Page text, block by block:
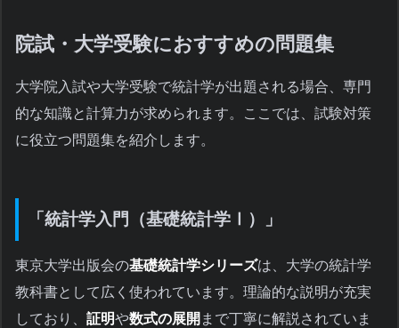
院試・大学受験におすすめの問題集
大学院入試や大学受験で統計学が出題される場合、専門
的な知識と計算力が求められます。ここでは、試験対策
に役立つ問題集を紹介します。
「統計学入門（基礎統計学Ⅰ）」
東京大学出版会の基礎統計学シリーズは、大学の統計学
教科書として広く使われています。理論的な説明が充実
しており、 証明や数式の展開 まで丁寧に解説されていま